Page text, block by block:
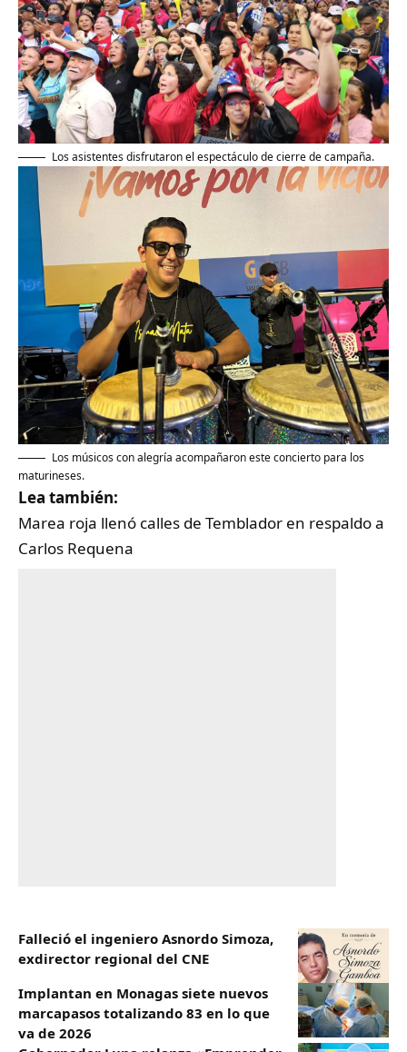
Los asistentes disfrutaron el espectáculo de cierre de campaña.
Los músicos con alegría acompañaron este concierto para los
maturineses.
Lea también:
Marea roja llenó calles de Temblador en respaldo a
Carlos Requena
Falleció el ingeniero Asnordo Simoza,
exdirector regional del CNE
Implantan en Monagas siete nuevos
marcapasos totalizando 83 en lo que
va de 2026